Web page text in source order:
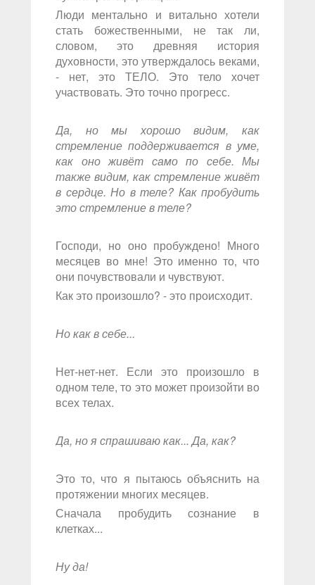
Люди ментально и витально хотели
стать божественными, не так ли,
словом, это древняя история
духовности, это утверждалось веками,
- нет, это ТЕЛО. Это тело хочет
участвовать. Это точно прогресс.
Да, но мы хорошо видим, как
стремление поддерживается в уме,
как оно живёт само по себе. Мы
также видим, как стремление живёт
в сердце. Но в теле? Как пробудить
это стремление в теле?
Господи, но оно пробуждено! Много
месяцев во мне! Это именно то, что
они почувствовали и чувствуют.
Как это произошло? - это происходит.
Но как в себе...
Нет-нет-нет. Если это произошло в
одном теле, то это может произойти во
всех телах.
Да, но я спрашиваю как... Да, как?
Это то, что я пытаюсь объяснить на
протяжении многих месяцев.
Сначала пробудить сознание в
клетках...
Ну да!